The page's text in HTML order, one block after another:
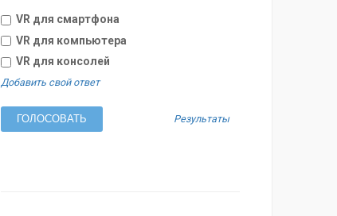
VR для смартфона
VR для компьютера
VR для консолей
Добавить свой ответ
Результаты